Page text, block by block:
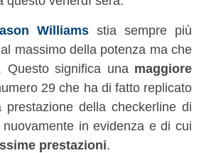
Williams stia sempre più
massimo della potenza ma che
Questo significa una maggiore
29 che ha di fatto replicato
della checkerline di
nuovamente in evidenza e di cui
prestazioni.